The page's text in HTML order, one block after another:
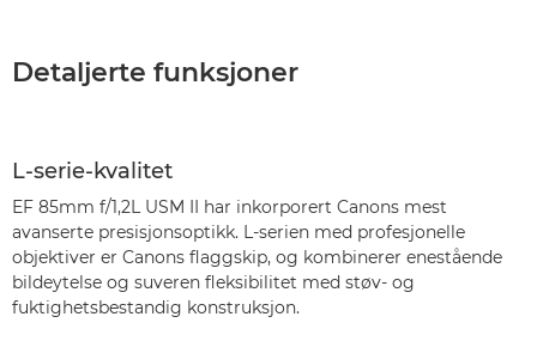
Detaljerte funksjoner
L-serie-kvalitet
EF 85mm f/1,2L USM II har inkorporert Canons mest
avanserte presisjonsoptikk. L-serien med profesjonelle
objektiver er Canons flaggskip, og kombinerer enestående
bildeytelse og suveren fleksibilitet med støv- og
fuktighetsbestandig konstruksjon.